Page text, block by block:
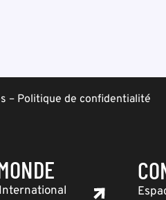
– Politique de confidentialité